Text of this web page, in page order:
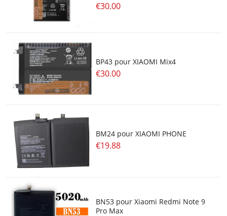
€30.00
BP43 pour XIAOMI Mix4
€30.00
BM24 pour XIAOMI PHONE
€19.88
BN53 pour Xiaomi Redmi Note 9
Pro Max